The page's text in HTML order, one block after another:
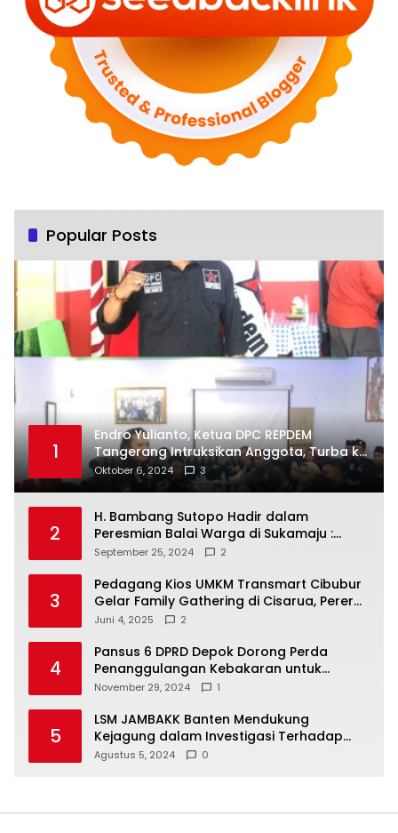
Popular Posts
1
Endro Yulianto, Ketua DPC REPDEM
Tangerang Intruksikan Anggota, Turba ke
Masyarakat Dan Jalani Apa Yang di
Putuskan RAKERCABSUS
Oktober 6, 2024 3
2
H. Bambang Sutopo Hadir dalam
Peresmian Balai Warga di Sukamaju :
Wadah Baru untuk Kolaborasi dan
September 25, 2024 2
3
Pedagang Kios UMKM Transmart Cibubur
Gelar Family Gathering di Cisarua, Pererat
Silaturahmi dan Kekompakan
Juni 4, 2025 2
4
Pansus 6 DPRD Depok Dorong Perda
Penanggulangan Kebakaran untuk
Keselamatan Warga
November 29, 2024 1
5
LSM JAMBAKK Banten Mendukung
Kejagung dalam Investigasi Terhadap
Walikota Bandar Lampung
Agustus 5, 2024 0